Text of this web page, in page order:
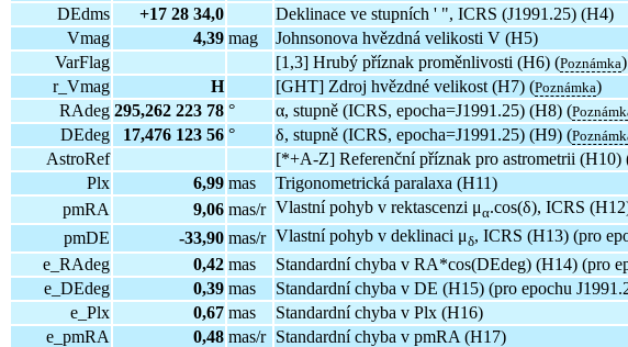
DEdms
+17 28 34,0
Deklinace ve stupních ' ", ICRS (J1991.25) (H4)
Vmag
4,39 mag
Johnsonova hvězdná velikosti V (H5)
VarFlag
[1,3] Hrubý příznak proměnlivosti (H6) (Poznámka)
r_Vmag
H [GHT] Zdroj hvězdné velikost (H7) (Poznámka)
RAdeg 295,262 223 78 ° α, stupně (ICRS, epocha=J1991.25) (H8) (
DEdeg
17,476 123 56 ° δ, stupně (ICRS, epocha=J1991.25) (H9) (
AstroRef
[*+A-Z] Referenční příznak pro astrometrii (H10)
Plx
6,99 mas
Trigonometrická paralaxa (H11)
pmRA
9,06 mas/r Vlastní pohyb v rektascenzi μα.cos(δ), ICRS
pmDE
-33,90 mas/r Vlastní pohyb v deklinaci μδ, ICRS (H13) (pro
e_RAdeg
0,42 mas
Standardní chyba v RA*cos(DEdeg) (H14) (pro
e_DEdeg
0,39 mas
Standardní chyba v DE (H15) (pro epochu
e_Plx
0,67 mas
Standardní chyba v Plx (H16)
e_pmRA
0,48 mas/r Standardní chyba v pmRA (H17)